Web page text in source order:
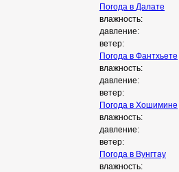
Погода в Далате
влажность:
давление:
ветер:
Погода в Фантхьете
влажность:
давление:
ветер:
Погода в Хошимине
влажность:
давление:
ветер:
Погода в Вунгтау
влажность: